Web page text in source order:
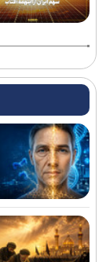
پایش شبانه
۳ سانحه
رشد ۴۲ درصدی سازش در شورای حل اختلاف استان تهران
ترافیک سنگین
سایر محورها
۷کشته و مصدوم در تصادف مرگبار پژو پارس و ساینا در اصفهان
روایت کولیوند